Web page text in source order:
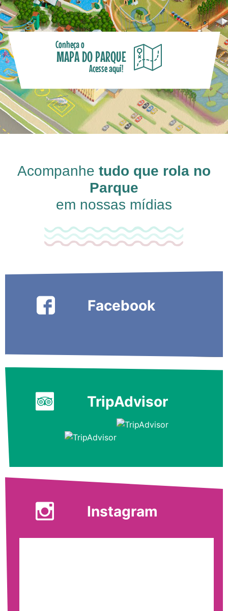
Conheça o
MAPA DO PARQUE
Acesse aqui!
Acompanhe tudo que rola no
Parque
em nossas mídias
Facebook
TripAdvisor
Instagram